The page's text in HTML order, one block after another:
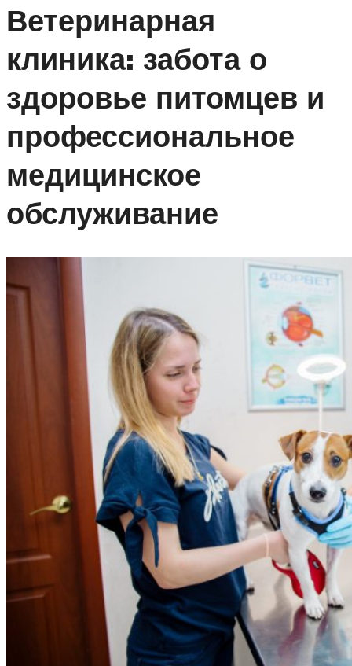
Ветеринарная
клиника: забота о
здоровье питомцев и
профессиональное
медицинское
обслуживание